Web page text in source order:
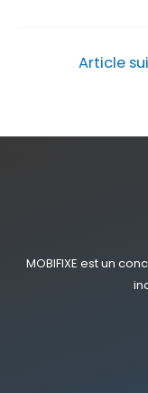
Article
MOBIFIXE est un